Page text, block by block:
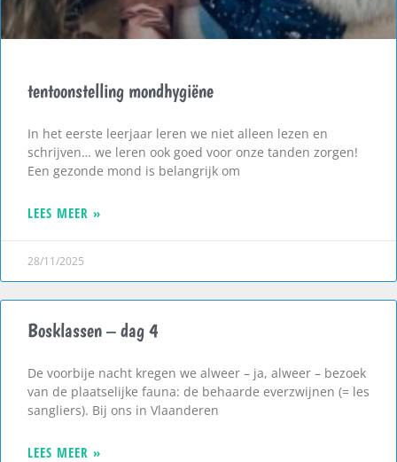
tentoonstelling mondhygiëne
In het eerste leerjaar leren we niet alleen lezen en
schrijven… we leren ook goed voor onze tanden zorgen!
Een gezonde mond is belangrijk om
LEES MEER »
28/11/2025
Bosklassen – dag 4
De voorbije nacht kregen we alweer – ja, alweer – bezoek
van de plaatselijke fauna: de behaarde everzwijnen (= les
sangliers). Bij ons in Vlaanderen
LEES MEER »